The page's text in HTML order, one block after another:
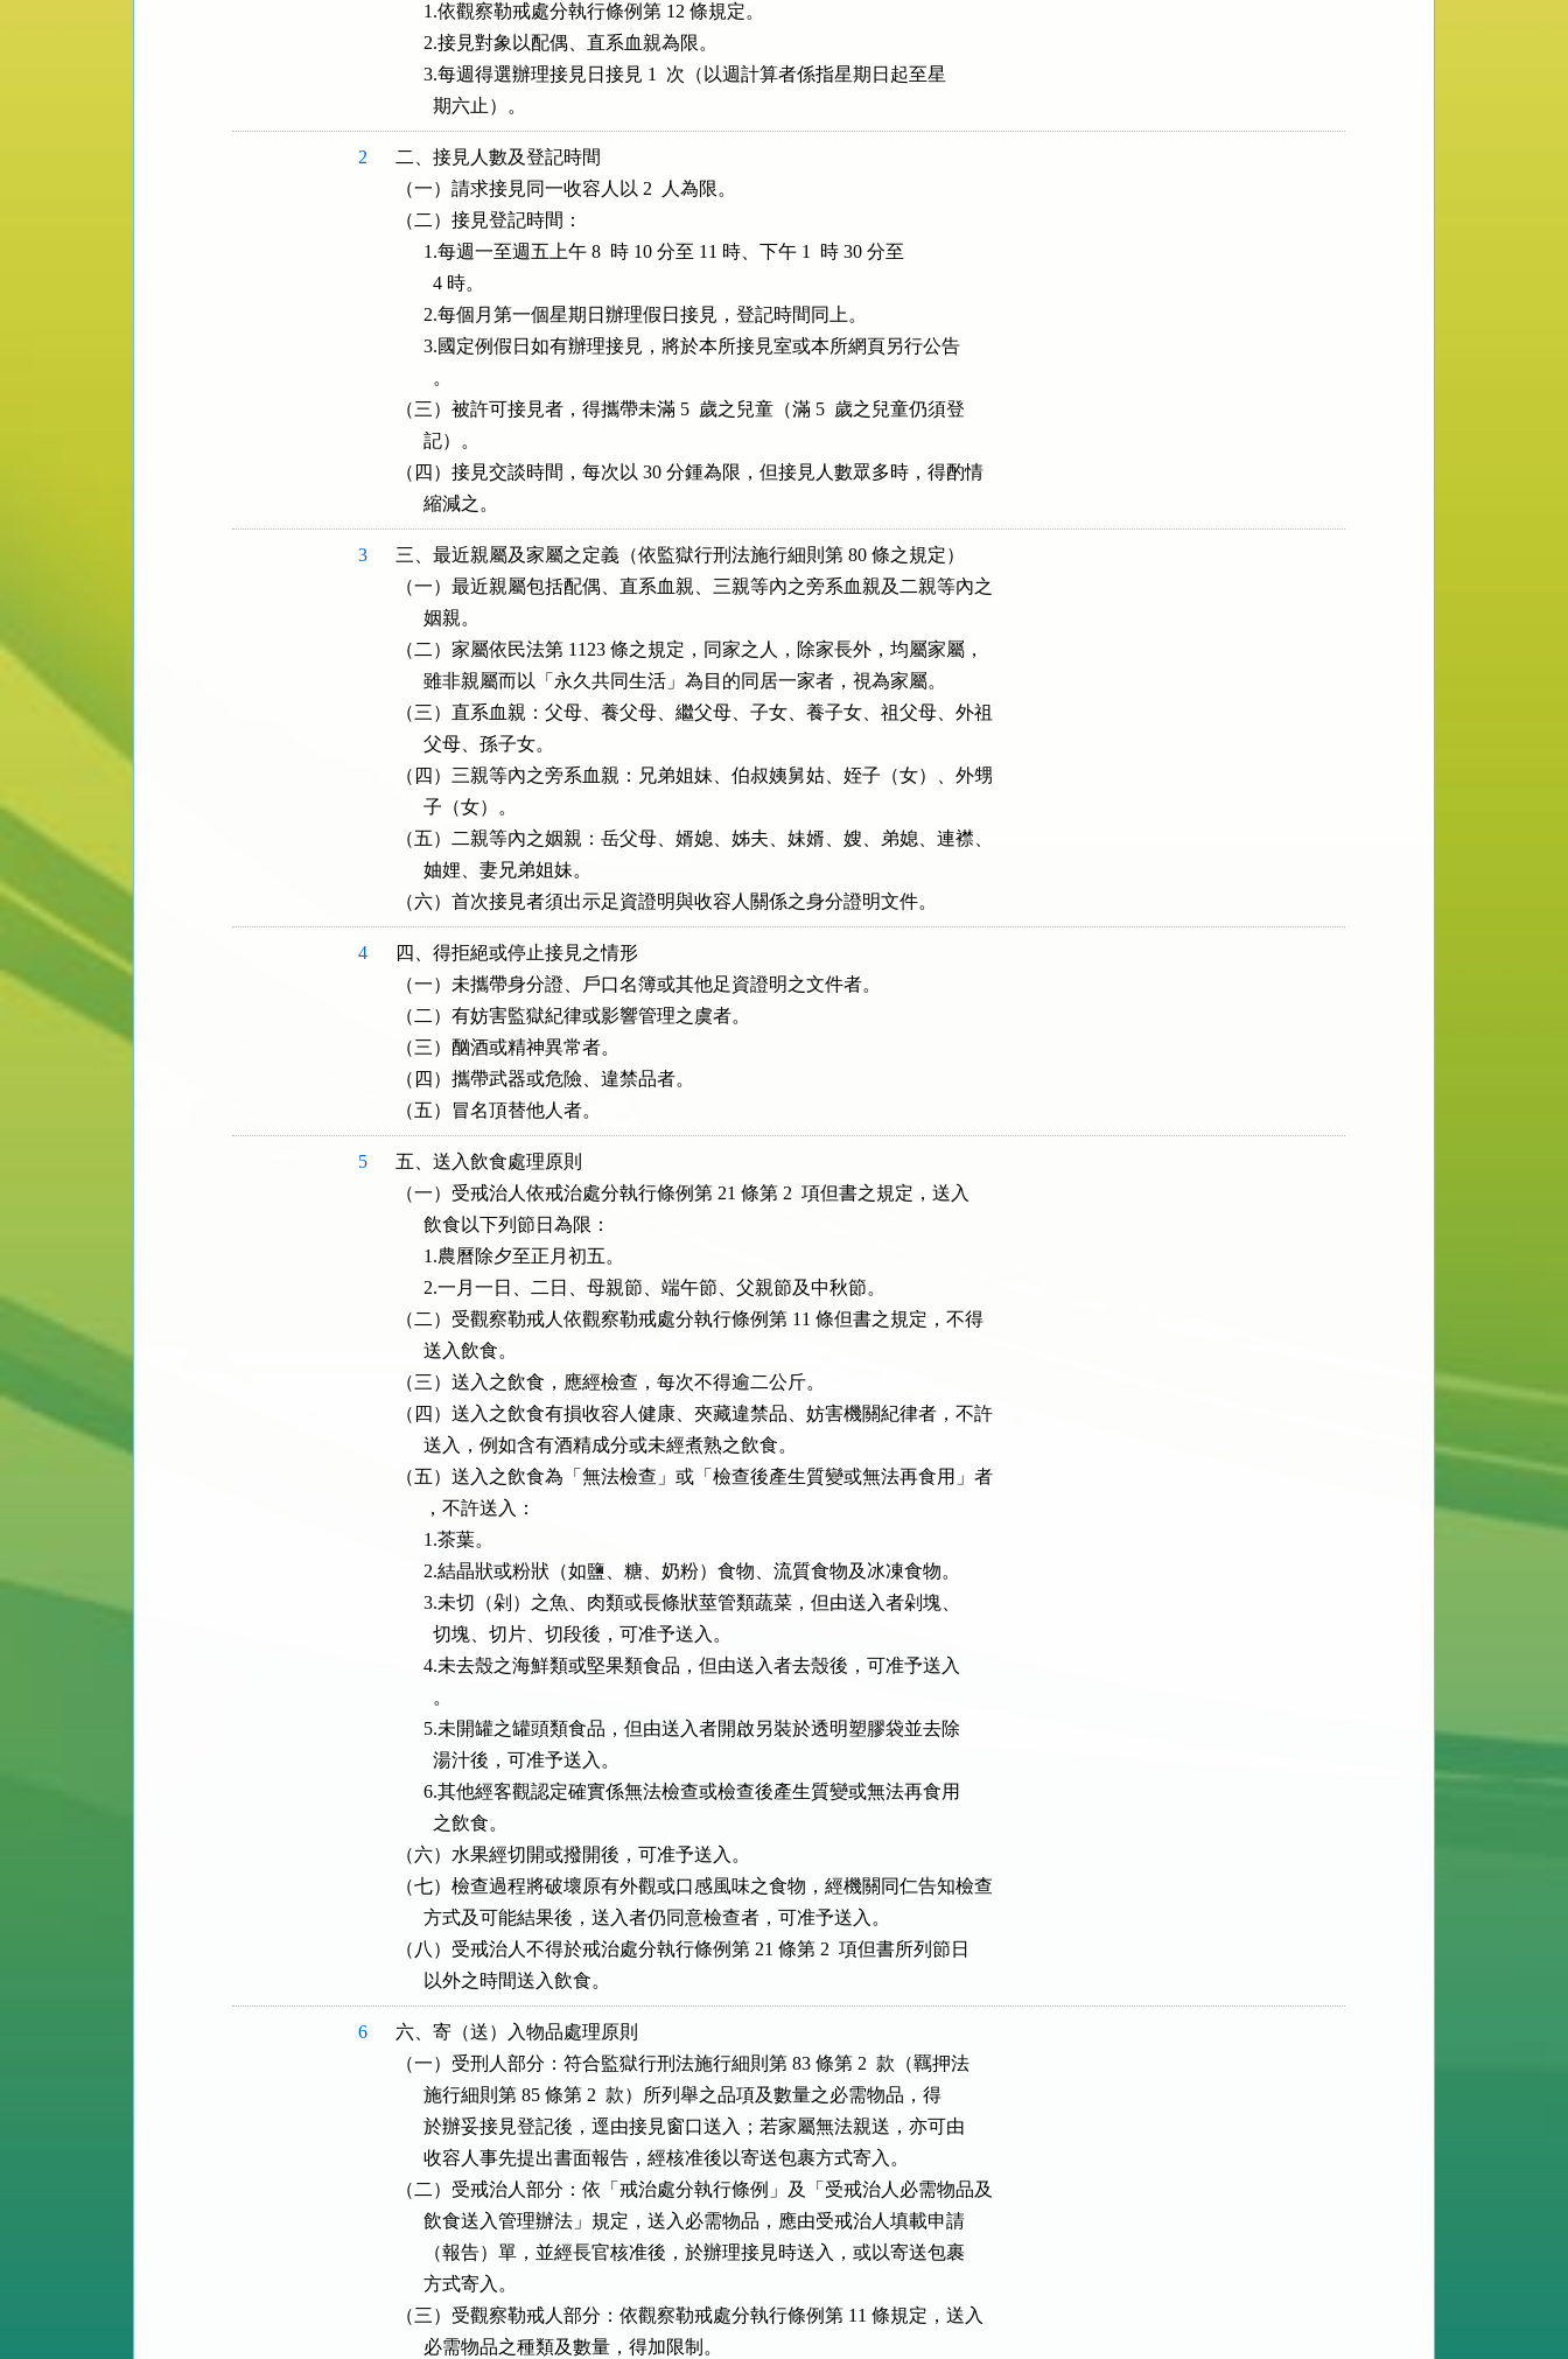
      1.依觀察勒戒處分執行條例第 12 條規定。
      2.接見對象以配偶、直系血親為限。
      3.每週得選辦理接見日接見 1  次（以週計算者係指星期日起至星
        期六止）。
2
二、接見人數及登記時間
（一）請求接見同一收容人以 2  人為限。
（二）接見登記時間：
      1.每週一至週五上午 8  時 10 分至 11 時、下午 1  時 30 分至
        4 時。
      2.每個月第一個星期日辦理假日接見，登記時間同上。
      3.國定例假日如有辦理接見，將於本所接見室或本所網頁另行公告
        。
（三）被許可接見者，得攜帶未滿 5  歲之兒童（滿 5  歲之兒童仍須登
      記）。
（四）接見交談時間，每次以 30 分鍾為限，但接見人數眾多時，得酌情
      縮減之。
3
三、最近親屬及家屬之定義（依監獄行刑法施行細則第 80 條之規定）
（一）最近親屬包括配偶、直系血親、三親等內之旁系血親及二親等內之
      姻親。
（二）家屬依民法第 1123 條之規定，同家之人，除家長外，均屬家屬，
      雖非親屬而以「永久共同生活」為目的同居一家者，視為家屬。
（三）直系血親：父母、養父母、繼父母、子女、養子女、祖父母、外祖
      父母、孫子女。
（四）三親等內之旁系血親：兄弟姐妹、伯叔姨舅姑、姪子（女）、外甥
      子（女）。
（五）二親等內之姻親：岳父母、婿媳、姊夫、妹婿、嫂、弟媳、連襟、
      妯娌、妻兄弟姐妹。
（六）首次接見者須出示足資證明與收容人關係之身分證明文件。
4
四、得拒絕或停止接見之情形
（一）未攜帶身分證、戶口名簿或其他足資證明之文件者。
（二）有妨害監獄紀律或影響管理之虞者。
（三）酗酒或精神異常者。
（四）攜帶武器或危險、違禁品者。
（五）冒名頂替他人者。
5
五、送入飲食處理原則
（一）受戒治人依戒治處分執行條例第 21 條第 2  項但書之規定，送入
      飲食以下列節日為限：
      1.農曆除夕至正月初五。
      2.一月一日、二日、母親節、端午節、父親節及中秋節。
（二）受觀察勒戒人依觀察勒戒處分執行條例第 11 條但書之規定，不得
      送入飲食。
（三）送入之飲食，應經檢查，每次不得逾二公斤。
（四）送入之飲食有損收容人健康、夾藏違禁品、妨害機關紀律者，不許
      送入，例如含有酒精成分或未經煮熟之飲食。
（五）送入之飲食為「無法檢查」或「檢查後產生質變或無法再食用」者
      ，不許送入：
      1.茶葉。
      2.結晶狀或粉狀（如鹽、糖、奶粉）食物、流質食物及冰凍食物。
      3.未切（剁）之魚、肉類或長條狀莖管類蔬菜，但由送入者剁塊、
        切塊、切片、切段後，可准予送入。
      4.未去殼之海鮮類或堅果類食品，但由送入者去殼後，可准予送入
        。
      5.未開罐之罐頭類食品，但由送入者開啟另裝於透明塑膠袋並去除
        湯汁後，可准予送入。
      6.其他經客觀認定確實係無法檢查或檢查後產生質變或無法再食用
        之飲食。
（六）水果經切開或撥開後，可准予送入。
（七）檢查過程將破壞原有外觀或口感風味之食物，經機關同仁告知檢查
      方式及可能結果後，送入者仍同意檢查者，可准予送入。
（八）受戒治人不得於戒治處分執行條例第 21 條第 2  項但書所列節日
      以外之時間送入飲食。
6
六、寄（送）入物品處理原則
（一）受刑人部分：符合監獄行刑法施行細則第 83 條第 2  款（羈押法
      施行細則第 85 條第 2  款）所列舉之品項及數量之必需物品，得
      於辦妥接見登記後，逕由接見窗口送入；若家屬無法親送，亦可由
      收容人事先提出書面報告，經核准後以寄送包裹方式寄入。
（二）受戒治人部分：依「戒治處分執行條例」及「受戒治人必需物品及
      飲食送入管理辦法」規定，送入必需物品，應由受戒治人填載申請
      （報告）單，並經長官核准後，於辦理接見時送入，或以寄送包裹
      方式寄入。
（三）受觀察勒戒人部分：依觀察勒戒處分執行條例第 11 條規定，送入
      必需物品之種類及數量，得加限制。